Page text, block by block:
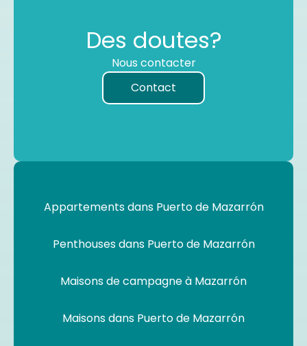
Des doutes?
Nous contacter
Contact
Appartements dans Puerto de Mazarrón
Penthouses dans Puerto de Mazarrón
Maisons de campagne à Mazarrón
Maisons dans Puerto de Mazarrón